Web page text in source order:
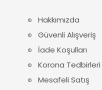
Hakkımızda
Güvenli Alışveriş
İade Koşulları
Korona Tedbirleri
Mesafeli Satış